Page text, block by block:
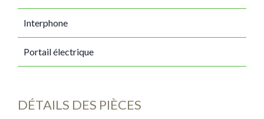
Interphone
Portail électrique
DÉTAILS DES PIÈCES